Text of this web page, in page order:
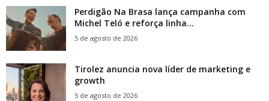
Perdigão Na Brasa lança campanha com
Michel Teló e reforça linha...
5 de agosto de 2026
Tirolez anuncia nova líder de marketing e
growth
5 de agosto de 2026